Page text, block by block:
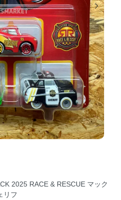
2025 RACE & RESCUE マック
リフ